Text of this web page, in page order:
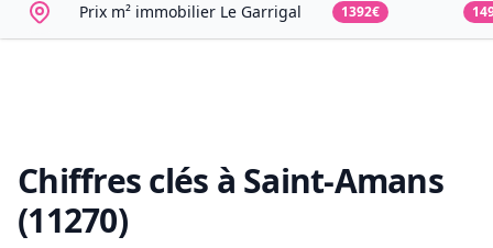
Prix m² immobilier Le Garrigal 1392€
Chiffres clés à Saint-Amans
(11270)